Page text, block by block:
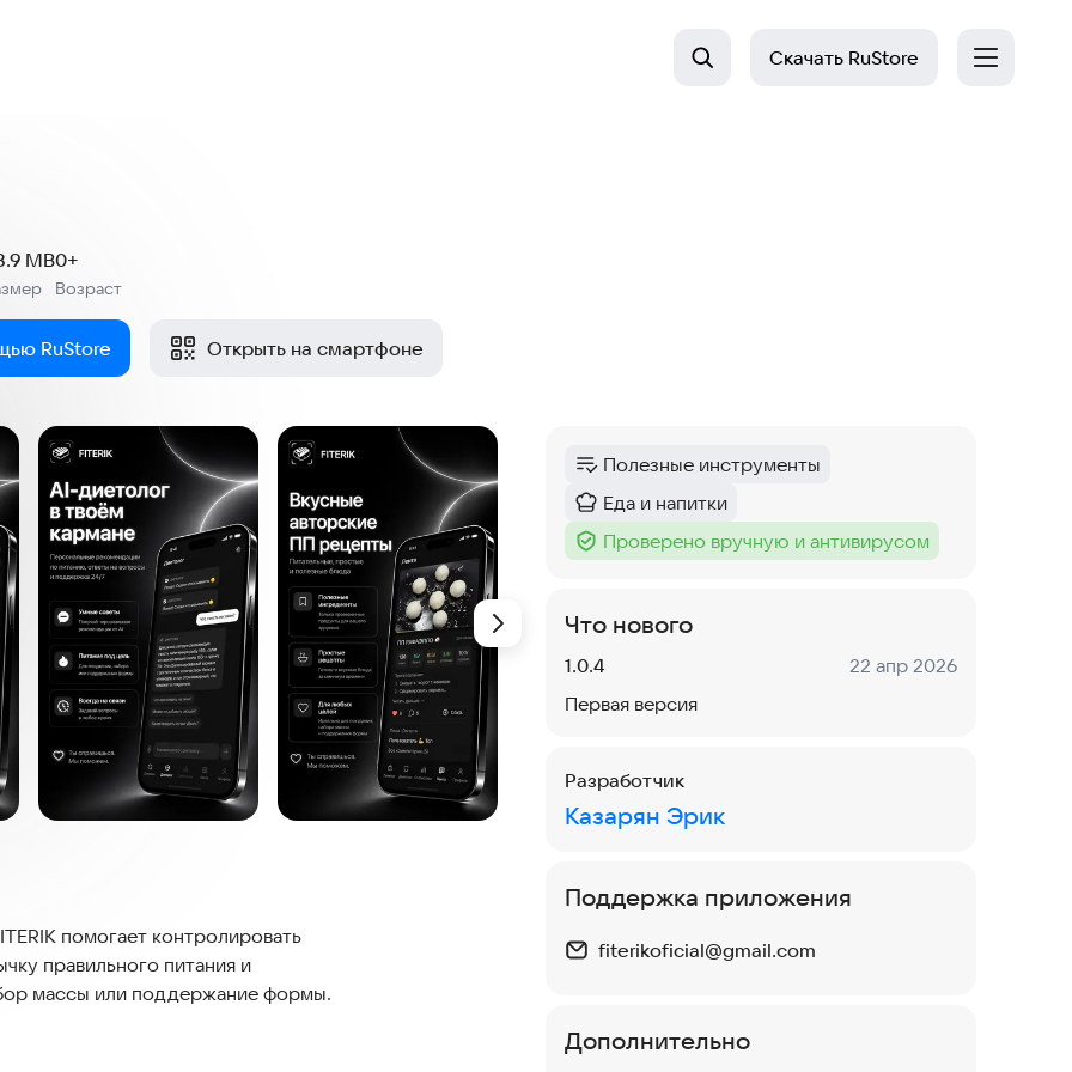
Скачать RuStore
MB
Возраст
0+
RuStore Открыть на смартфоне
помогает контролировать
правильного питания и
массы или поддержание формы.
Категория:
Полезные инструменты
Категория:
Еда и напитки
Тег :
Проверено вручную и антивирусом
Что нового
Версия:
1.0.4 Дата:
22 апр 2026
Первая версия
Разработчик
Казарян Эрик
Поддержка приложения
fiterikoficial@gmail.com
Дополнительно